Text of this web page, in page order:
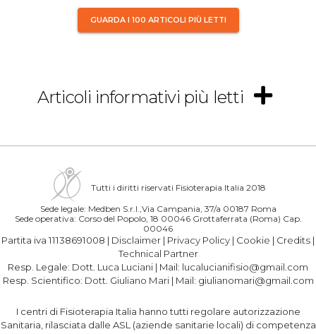
GUARDA I 100 ARTICOLI PIÙ LETTI
Articoli informativi più letti
Tutti i diritti riservati Fisioterapia Italia 2018
Sede legale: Medben S.r.l.,Via Campania, 37/a 00187 Roma
Sede operativa: Corso del Popolo, 18 00046 Grottaferrata (Roma) Cap.
00046
Partita iva 11138691008 | Disclaimer | Privacy Policy | Cookie | Credits |
Technical Partner
Resp. Legale: Dott. Luca Luciani | Mail: lucalucianifisio@gmail.com
Resp. Scientifico: Dott. Giuliano Mari| Mail: giulianomari@gmail.com
I centri di Fisioterapia Italia hanno tutti regolare autorizzazione
Sanitaria, rilasciata dalle ASL (aziende sanitarie locali) di competenza